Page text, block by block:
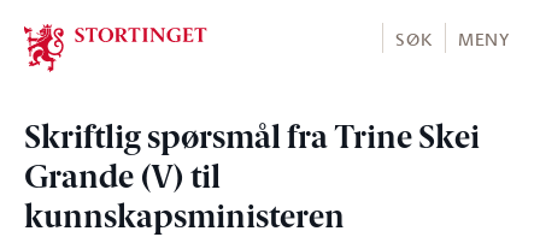
Stortinget.no
SØK MENY
Skriftlig spørsmål fra Trine Skei
Grande (V) til
kunnskapsministeren